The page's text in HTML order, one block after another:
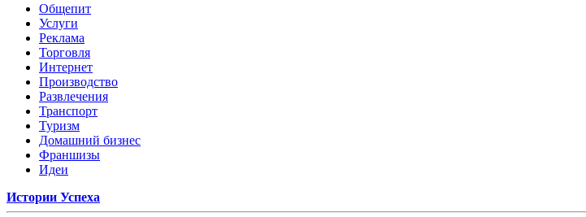
Общепит
Услуги
Реклама
Торговля
Интернет
Производство
Развлечения
Транспорт
Туризм
Домашний бизнес
Франшизы
Идеи
Истории Успеха